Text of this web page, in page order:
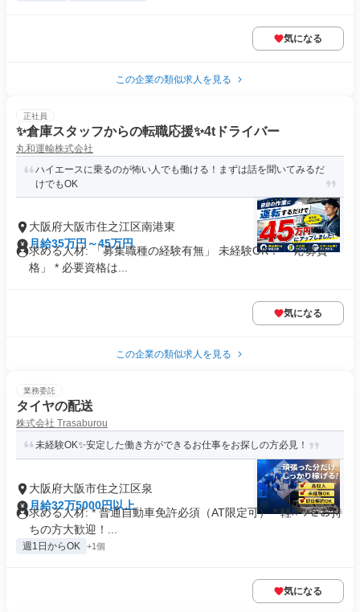
気になる
この企業の類似求人を見る
正社員
✨倉庫スタッフからの転職応援✨4tドライバー
丸和運輸株式会社
ハイエースに乗るのが怖い人でも働ける！まずは話を聞いてみるだ
けでもOK
大阪府大阪市住之江区南港東
月給35万円～45万円
求める人材: 「募集職種の経験有無」 未経験OK！ 「応募資
格」 * 必要資格は...
気になる
この企業の類似求人を見る
業務委託
タイヤの配送
株式会社 Trasaburou
未経験OK✨安定した働き方ができるお仕事をお探しの方必見！
大阪府大阪市住之江区泉
月給32万5000円以上
求める人材: * 普通自動車免許必須（AT限定可） * 軽ﾊﾞﾝをお持
ちの方大歓迎！...
週1日からOK +1個
気になる